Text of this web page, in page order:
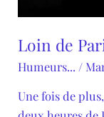
Loin de
Humeurs... /
Une fois de